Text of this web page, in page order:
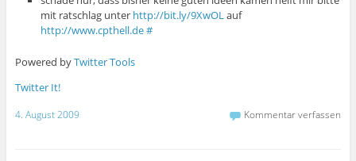
mit ratschlag unter http://bit.ly/9XwOLauf
http://www.cpthell.de#
Powered byTwitter Tools
Twitter It!
4. August 2009 Kommentar verfassen